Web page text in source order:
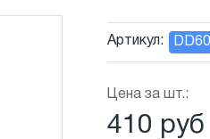
Артикул:
Цена за шт.:
410 руб